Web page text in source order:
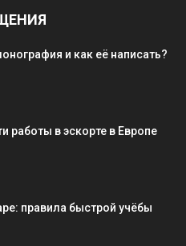
и как её написать?
работы в эскорте в Европе
правила быстрой учёбы